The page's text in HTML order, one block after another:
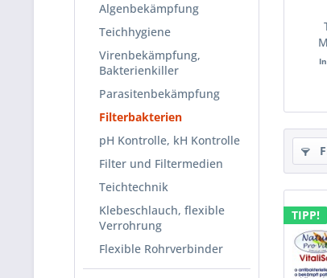
Algenbekämpfung
Teichhygiene
Virenbekämpfung,
Bakterienkiller
Parasitenbekämpfung
Filterbakterien
pH Kontrolle, kH Kontrolle
Filter und Filtermedien
Teichtechnik
Klebeschlauch, flexible
Verrohrung
Flexible Rohrverbinder
TIPP!